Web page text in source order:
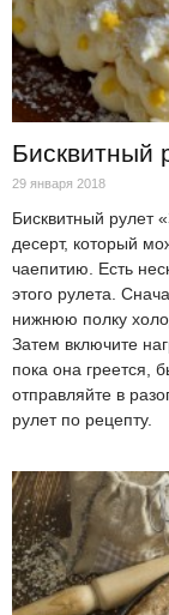
Бисквитный
29 января 2018
Бисквитный рулет
десерт, который
чаепитию. Есть
этого рулета.
нижнюю полку
Затем включите
пока она греется,
отправляйте в
рулет по рецепту.